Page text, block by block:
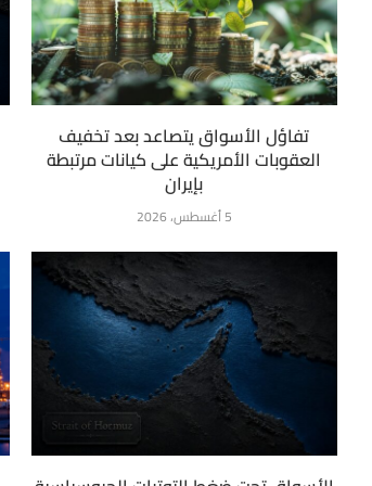
تفاؤل الأسواق يتصاعد بعد تخفيف
العقوبات الأمريكية على كيانات مرتبطة
بإيران
5 أغسطس، 2026